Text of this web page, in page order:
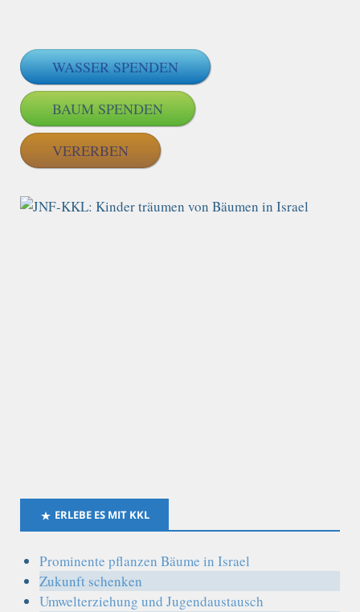
WASSER SPENDEN
BAUM SPENDEN
VERERBEN
ERLEBE ES MIT KKL
Prominente pflanzen Bäume in Israel
Zukunft schenken
Umwelterziehung und Jugendaustausch